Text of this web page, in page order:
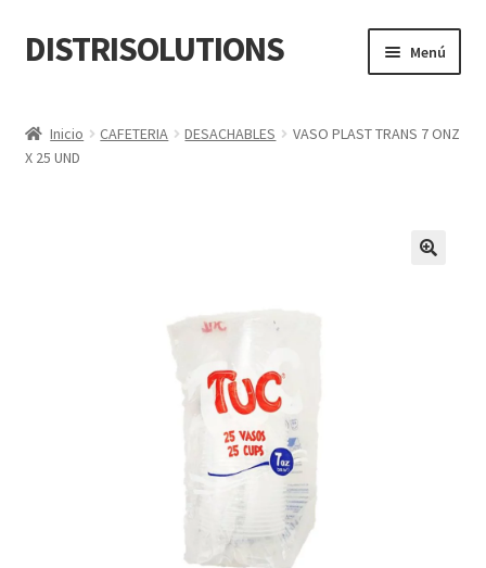
Ir
a
navegación
Ir
al
DISTRISOLUTIONS Menú
Cart
Inicio CAFETERIA DESACHABLES
VASO PLAST TRANS 7 ONZ
X 25 UND